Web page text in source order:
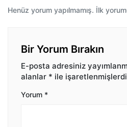
Henüz yorum yapılmamış. İlk
Bir Yorum Bırakın
E-posta adresiniz
alanlar * ile
Yorum *